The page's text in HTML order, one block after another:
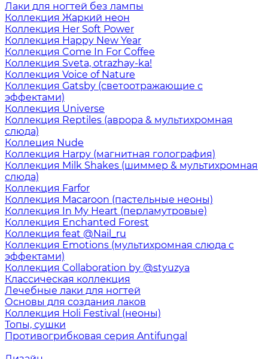
Лаки для ногтей без лампы
Коллекция Жаркий неон
Коллекция Her Soft Power
Коллекция Happy New Year
Коллекция Come In For Coffee
Коллекция Sveta, otrazhay-ka!
Коллекция Voice of Nature
Коллекция Gatsby (светоотражающие с
эффектами)
Коллекция Universe
Коллекция Reptiles (аврора & мультихромная
слюда)
Коллеция Nude
Коллекция Harpy (магнитная голография)
Коллекция Milk Shakes (шиммер & мультихромная
слюда)
Коллекция Farfor
Коллекция Macaroon (пастельные неоны)
Коллекция In My Heart (перламутровые)
Коллекция Enchanted Forest
Коллекция feat @Nail_ru
Коллекция Emotions (мультихромная слюда с
эффектами)
Коллекция Collaboration by @styuzya
Классическая коллекция
Лечебные лаки для ногтей
Основы для создания лаков
Коллекция Holi Festival (неоны)
Топы, сушки
Противогрибковая серия Antifungal